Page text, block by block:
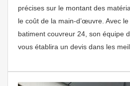
précises sur le montant des
le coût de la main-d’œuvre. Avec
batiment couvreur 24, son équipe
vous établira un devis dans les